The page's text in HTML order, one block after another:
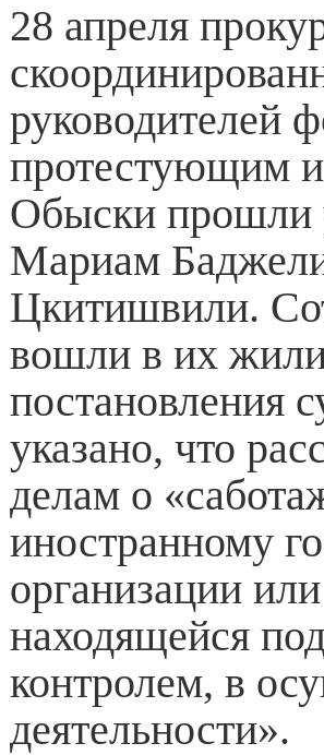
28 апреля
руководителей
протестующим
Обыски прошли
Мариам
Цкитишвили.
вошли в их
постановления
указано, что
делам о
иностранному
организации
находящейся
контролем, в
деятельности».